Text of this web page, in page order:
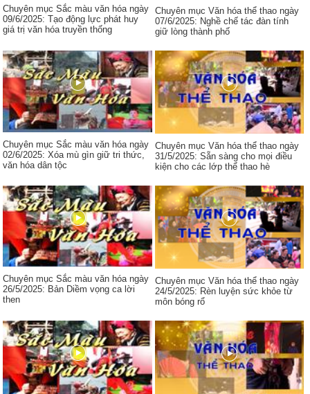
Chuyên mục Sắc màu văn hóa ngày
09/6/2025: Tạo động lực phát huy
giá trị văn hóa truyền thống
Chuyên mục Văn hóa thể thao ngày
07/6/2025: Nghề chế tác đàn tính
giữ lòng thành phố
Chuyên mục Sắc màu văn hóa ngày
02/6/2025: Xóa mù gìn giữ tri thức,
văn hóa dân tộc
Chuyên mục Văn hóa thể thao ngày
31/5/2025: Sẵn sàng cho mọi điều
kiện cho các lớp thể thao hè
Chuyên mục Sắc màu văn hóa ngày
26/5/2025: Bản Diềm vọng ca lời
then
Chuyên mục Văn hóa thể thao ngày
24/5/2025: Rèn luyện sức khỏe từ
môn bóng rổ